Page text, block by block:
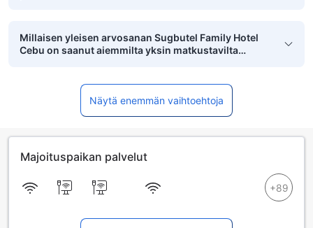
Millaisen yleisen arvosanan Sugbutel Family Hotel
Cebu on saanut aiemmilta yksin matkustavilta
Näytä enemmän vaihtoehtoja
Majoituspaikan palvelut